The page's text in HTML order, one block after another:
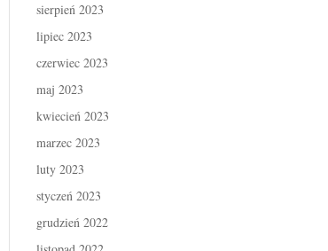
sierpień 2023
lipiec 2023
czerwiec 2023
maj 2023
kwiecień 2023
marzec 2023
luty 2023
styczeń 2023
grudzień 2022